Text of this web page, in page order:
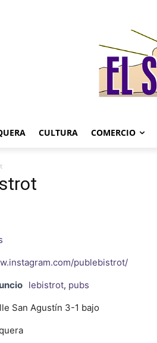
CULTURA COMERCIO
publebistrot/
lebistrot, pubs
San Agustín 3-1 bajo